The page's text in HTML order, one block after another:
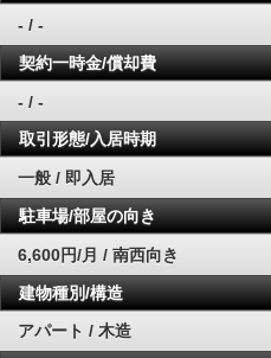
- / -
契約一時金/償却費
- / -
取引形態/入居時期
一般 / 即入居
駐車場/部屋の向き
6,600円/月 / 南西向き
建物種別/構造
アパート / 木造